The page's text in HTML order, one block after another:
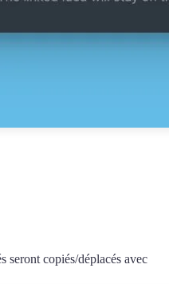
seront copiés/déplacés avec